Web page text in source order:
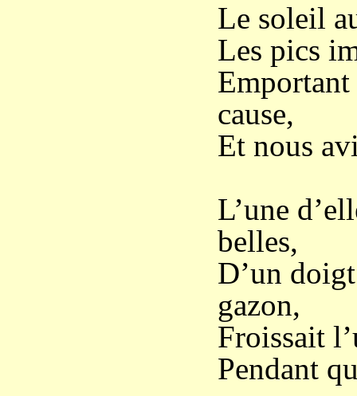
Le soleil
Les pics
Emportant
cause,
Et nous
L’une
belles,
D’un
gazon,
Froissait
Pendant